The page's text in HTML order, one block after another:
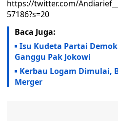
https://twitter.com/
57186?s=20
Baca Juga:
Isu Kudeta Partai
Ganggu Pak Jokowi
Kerbau Logam Dimulai,
Merger